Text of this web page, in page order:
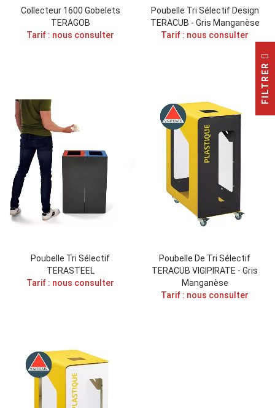
FILTRER
Collecteur 1600 Gobelets
TERAGOB
Tarif : nous consulter
Poubelle Tri Sélectif Design
TERACUB - Gris Manganèse
Tarif : nous consulter
Poubelle Tri Sélectif
TERASTEEL
Tarif : nous consulter
Poubelle De Tri Sélectif
TERACUB VIGIPIRATE - Gris
Manganèse
Tarif : nous consulter